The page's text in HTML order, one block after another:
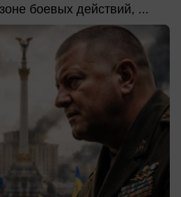
боевых действий, ...